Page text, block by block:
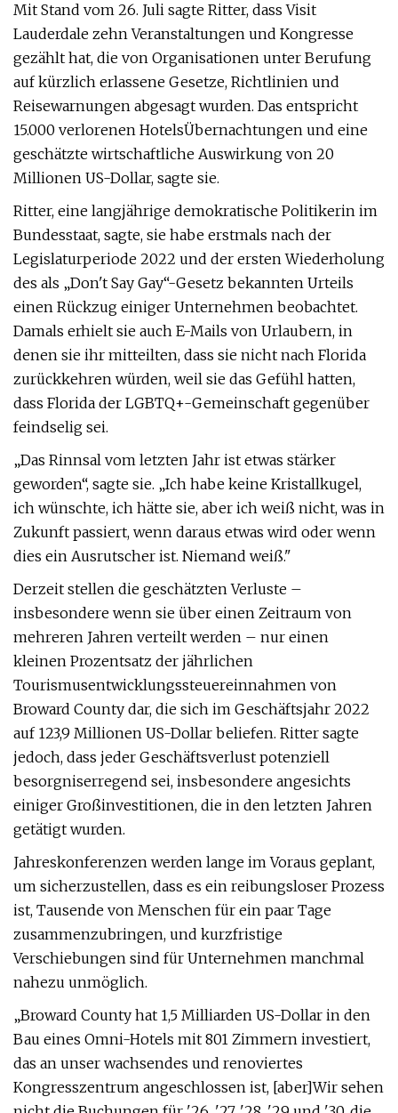
Mit Stand vom 26. Juli sagte Ritter, dass Visit
Lauderdale zehn Veranstaltungen und Kongresse
gezählt hat, die von Organisationen unter Berufung
auf kürzlich erlassene Gesetze, Richtlinien und
Reisewarnungen abgesagt wurden. Das entspricht
15.000 verlorenen HotelsÜbernachtungen und eine
geschätzte wirtschaftliche Auswirkung von 20
Millionen US-Dollar, sagte sie.
Ritter, eine langjährige demokratische Politikerin im
Bundesstaat, sagte, sie habe erstmals nach der
Legislaturperiode 2022 und der ersten Wiederholung
des als „Don't Say Gay“-Gesetz bekannten Urteils
einen Rückzug einiger Unternehmen beobachtet.
Damals erhielt sie auch E-Mails von Urlaubern, in
denen sie ihr mitteilten, dass sie nicht nach Florida
zurückkehren würden, weil sie das Gefühl hatten,
dass Florida der LGBTQ+-Gemeinschaft gegenüber
feindselig sei.
„Das Rinnsal vom letzten Jahr ist etwas stärker
geworden“, sagte sie. „Ich habe keine Kristallkugel,
ich wünschte, ich hätte sie, aber ich weiß nicht, was in
Zukunft passiert, wenn daraus etwas wird oder wenn
dies ein Ausrutscher ist. Niemand weiß."
Derzeit stellen die geschätzten Verluste –
insbesondere wenn sie über einen Zeitraum von
mehreren Jahren verteilt werden – nur einen
kleinen Prozentsatz der jährlichen
Tourismusentwicklungssteuereinnahmen von
Broward County dar, die sich im Geschäftsjahr 2022
auf 123,9 Millionen US-Dollar beliefen. Ritter sagte
jedoch, dass jeder Geschäftsverlust potenziell
besorgniserregend sei, insbesondere angesichts
einiger Großinvestitionen, die in den letzten Jahren
getätigt wurden.
Jahreskonferenzen werden lange im Voraus geplant,
um sicherzustellen, dass es ein reibungsloser Prozess
ist, Tausende von Menschen für ein paar Tage
zusammenzubringen, und kurzfristige
Verschiebungen sind für Unternehmen manchmal
nahezu unmöglich.
„Broward County hat 1,5 Milliarden US-Dollar in den
Bau eines Omni-Hotels mit 801 Zimmern investiert,
das an unser wachsendes und renoviertes
Kongresszentrum angeschlossen ist, [aber]Wir sehen